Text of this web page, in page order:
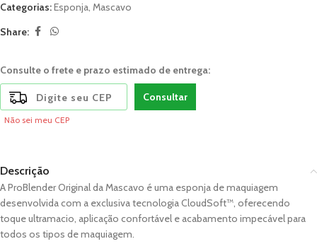
Categorias:Esponja, Mascavo
Share:
Consulte o frete e prazo estimado de entrega:
Consultar
Não sei meu CEP
Descrição
A ProBlender Original daMascavo é uma esponja de maquiagem
desenvolvida com a exclusiva tecnologia CloudSoft™, oferecendo
toque ultramacio, aplicação confortável e acabamento impecável para
todos os tipos de maquiagem.